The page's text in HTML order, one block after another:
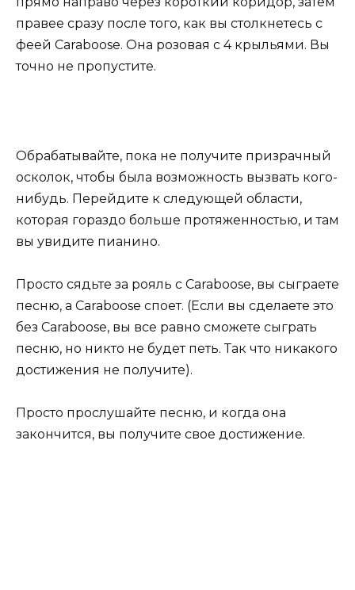
правее сразу после того, как вы столкнетесь с
феей Caraboose. Она розовая с 4 крыльями. Вы
точно не пропустите.
Обрабатывайте, пока не получите призрачный
осколок, чтобы была возможность вызвать кого-
нибудь. Перейдите к следующей области,
которая гораздо больше протяженностью, и там
вы увидите пианино.
Просто сядьте за рояль с Caraboose, вы сыграете
песню, а Caraboose споет. (Если вы сделаете это
без Caraboose, вы все равно сможете сыграть
песню, но никто не будет петь. Так что никакого
достижения не получите).
Просто прослушайте песню, и когда она
закончится, вы получите свое достижение.